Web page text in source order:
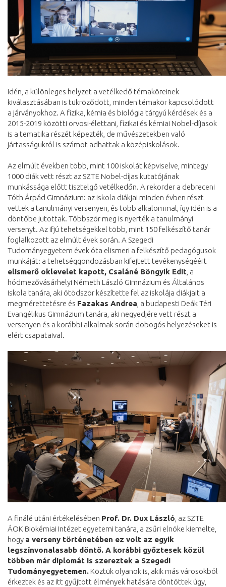
Idén, a különleges helyzet a vetélkedő témaköreinek
kiválasztásában is tükröződött, minden témakör kapcsolódott
a járványokhoz. A fizika, kémia és biológia tárgyú kérdések és a
2015-2019 közötti orvosi-élettani, fizikai és kémiai Nobel-díjasok
is a tematika részét képezték, de művészetekben való
jártasságukról is számot adhattak a középiskolások.
Az elmúlt években több, mint 100 iskolát képviselve, mintegy
1000 diák vett részt az SZTE Nobel-díjas kutatójának
munkássága előtt tisztelgő vetélkedőn. A rekorder a debreceni
Tóth Árpád Gimnázium: az iskola diákjai minden évben részt
vettek a tanulmányi versenyen, és több alkalommal, így idén is a
döntőbe jutottak. Többször meg is nyerték a tanulmányi
versenyt. Az ifjú tehetségekkel több, mint 150 felkészítő tanár
foglalkozott az elmúlt évek során. A Szegedi
Tudományegyetem évek óta elismeri a felkészítő pedagógusok
munkáját: a tehetséggondozásban kifejtett tevékenységéért
elismerő oklevelet kapott, Csaláné Böngyik Edit , a
hódmezővásárhelyi Németh László Gimnázium és Általános
Iskola tanára, aki ötödször készítette fel az iskolája diákjait a
megmérettetésre és Fazakas Andrea , a budapesti Deák Téri
Evangélikus Gimnázium tanára, aki negyedjére vett részt a
versenyen és a korábbi alkalmak során dobogós helyezéseket is
elért csapataival.
A finálé utáni értékelésében Prof. Dr. Dux László , az SZTE
ÁOK Biokémiai Intézet egyetemi tanára, a zsűri elnöke kiemelte,
hogy a verseny történetében ez volt az egyik
legszínvonalasabb döntő. A korábbi győztesek közül
többen már diplomát is szereztek a Szegedi
Tudományegyetemen. Köztük olyanok is, akik más városokból
érkeztek és az itt gyűjtött élmények hatására döntöttek úgy,